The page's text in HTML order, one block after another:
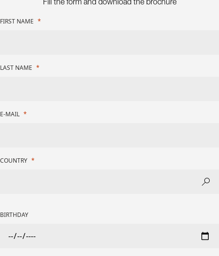
Fill the form and download the brochure
FIRST NAME
LAST NAME
E-MAIL
COUNTRY
BIRTHDAY